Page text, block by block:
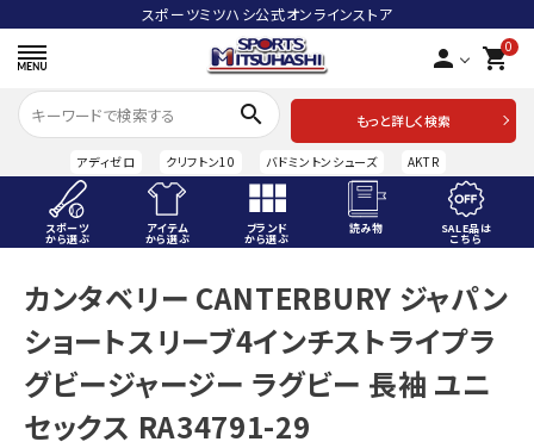
スポーツミツハシ公式オンラインストア
person 0
shopping_cart
search
もっと詳しく検索
アディゼロ クリフトン10 バドミントンシューズ AKTR
スポーツ
から選ぶ
アイテム
から選ぶ
ブランド
から選ぶ
読み物 SALE品は
こちら
ACCOUNT MENU
ようこそ ゲスト 様
meeting_room ログイン person 会員登録
スポーツから選ぶ
カンタベリー CANTERBURY ジャパン
ショートスリーブ4インチストライプラ
グビージャージー ラグビー 長袖 ユニ
セックス RA34791-29